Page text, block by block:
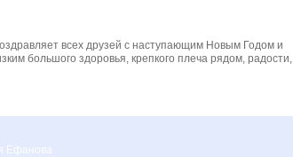
всех друзей с наступающим Новым Годом и
большого здоровья, крепкого плеча рядом, радости,
Ефанова